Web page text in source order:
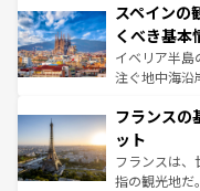
ろん、トス
景など、自然
ピザやパス
できる。朝目
なお、新着の
しい。
スペインの
くべき基本
イベリア半島
注ぐ地中海沿
文化が根付く
れる闘牛、そ
る。首都マド
アートに溢れ
フランスの
ット
フランスは、
指の観光地だ